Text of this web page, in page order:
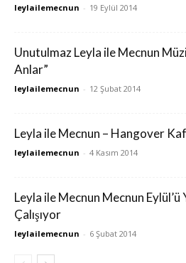
leylailemecnun - 19 Eylül 2014
Unutulmaz Leyla ile Mecnun
Anlar”
leylailemecnun - 12 Şubat 2014
Leyla ile Mecnun – Hangover
leylailemecnun - 4 Kasım 2014
Leyla ile Mecnun Mecnun Eylül’ü
Çalışıyor
leylailemecnun - 6 Şubat 2014